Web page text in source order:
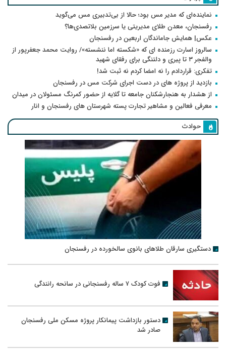
نماینده‌ای که مدیر مس بود؛ حالا از بی‌تدبیری مس می‌گوید
رفسنجان، معدن طلای مدیریتی یا سرزمین بلاتصدی‌ها؟
عکس| همایش جاماندگان اربعین در رفسنجان
سالروز اسارت رزمنده ای که «شکسته اما ننشسته»/ روایت محمد جعفرپور از
والفجر ۳ تا پیری و دلتنگی برای رفقای شهید
تفکری: قراردادم را نه امضا کردم نه ثبت شد!
بازدید از پروژه های در دست اجرای شرکت مس در رفسنجان
از هشدار به هنجارشکنان جامعه تا گلایه از حضور کمرنگ مسئولان در میدان
معرفی فعالین و مشاهیر تجارت پسته شهرستان های رفسنجان و انار
حوادث
دستگیری سارقان طلاهای بانوی سالخورده در رفسنجان
فوت کودک ۷ ساله رفسنجانی در سانحه رانندگی
دستور بازداشت پیمانکار پروژه مسکن ملی رفسنجان
صادر شد